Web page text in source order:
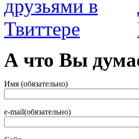
А что Вы
Имя (обязательно)
e-mail(обязательно)